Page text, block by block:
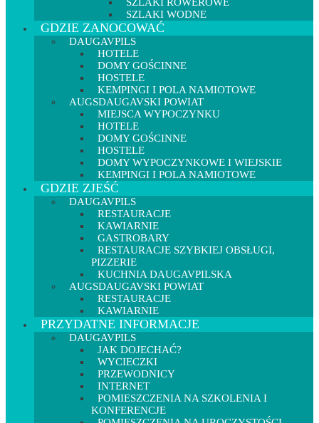
SZLAKI WODNE
GDZIE ZANOCOWAĆ
DAUGAVPILS
HOTELE
DOMY GOŚCINNE
HOSTELE
KEMPINGI I POLA NAMIOTOWE
AUGSDAUGAVSKI POWIAT
MIEJSCA WYPOCZYNKU
HOTELE
DOMY GOŚCINNE
HOSTELE
DOMY WYPOCZYNKOWE I WIEJSKIE
KEMPINGI I POLA NAMIOTOWE
GDZIE ZJEŚĆ
DAUGAVPILS
RESTAURACJE
KAWIARNIE
GASTROBARY
RESTAURACJE SZYBKIEJ OBSŁUGI,
PIZZERIE
KUCHNIA DAUGAVPILSKA
AUGSDAUGAVSKI POWIAT
RESTAURACJE
KAWIARNIE
PRZYDATNE INFORMACJE
DAUGAVPILS
JAK DOJECHAĆ?
WYCIECZKI
PRZEWODNICY
INTERNET
POMIESZCZENIA NA SZKOLENIA I
KONFERENCJE